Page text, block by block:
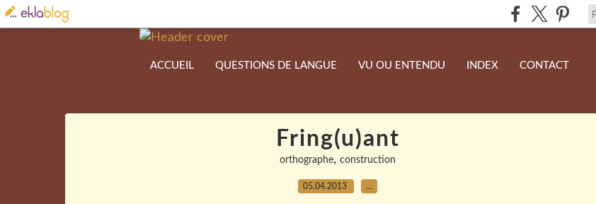
ACCUEIL QUESTIONS DE LANGUE VU OU ENTENDU INDEX CONTACT
Fring(u)ant
orthographe, construction
05.04.2013 …